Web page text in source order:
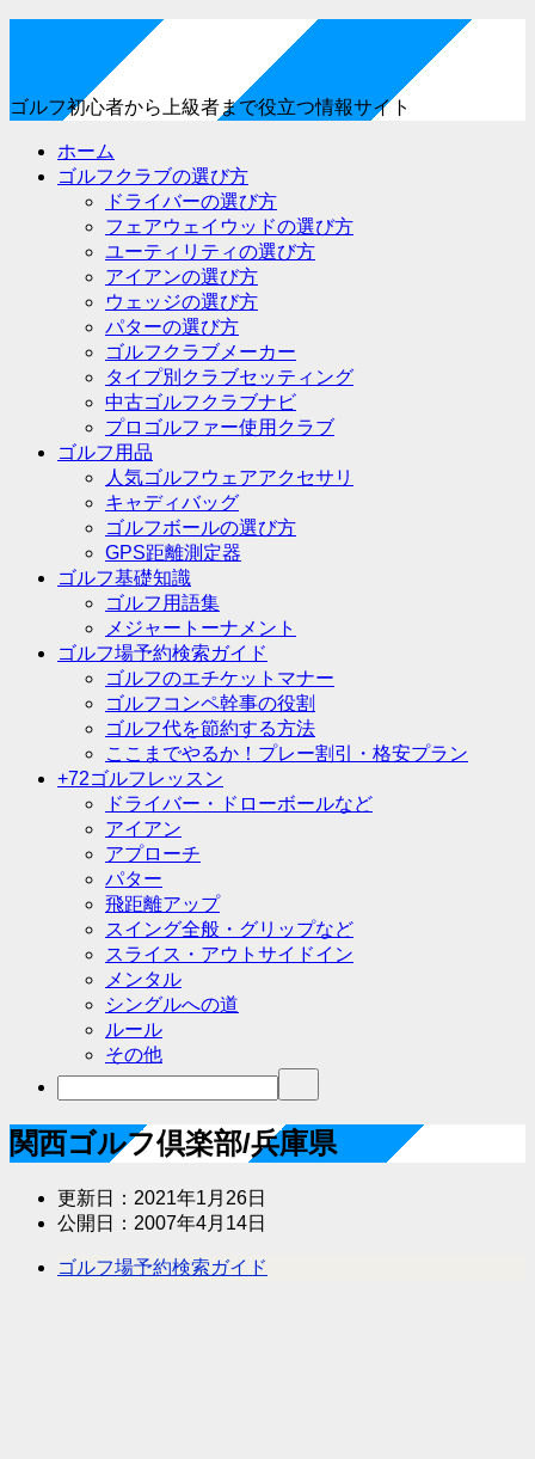
ゴルフ初心者から上級者まで役立つ情報サイト
ホーム
ゴルフクラブの選び方
ドライバーの選び方
フェアウェイウッドの選び方
ユーティリティの選び方
アイアンの選び方
ウェッジの選び方
パターの選び方
ゴルフクラブメーカー
タイプ別クラブセッティング
中古ゴルフクラブナビ
プロゴルファー使用クラブ
ゴルフ用品
人気ゴルフウェアアクセサリ
キャディバッグ
ゴルフボールの選び方
GPS距離測定器
ゴルフ基礎知識
ゴルフ用語集
メジャートーナメント
ゴルフ場予約検索ガイド
ゴルフのエチケットマナー
ゴルフコンペ幹事の役割
ゴルフ代を節約する方法
ここまでやるか！プレー割引・格安プラン
+72ゴルフレッスン
ドライバー・ドローボールなど
アイアン
アプローチ
パター
飛距離アップ
スイング全般・グリップなど
スライス・アウトサイドイン
メンタル
シングルへの道
ルール
その他
関西ゴルフ倶楽部/兵庫県
更新日： 2021年1月26日
公開日： 2007年4月14日
ゴルフ場予約検索ガイド